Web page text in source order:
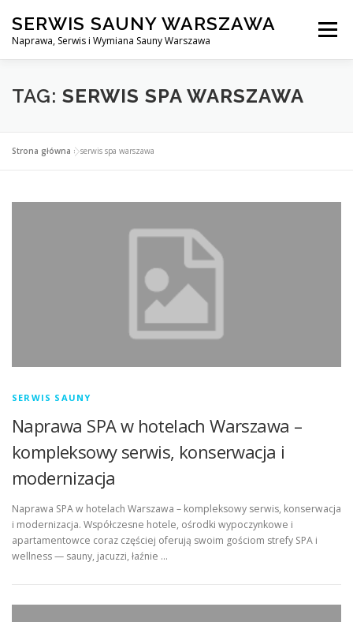
treści
SERWIS SAUNY WARSZAWA
Naprawa, Serwis i Wymiana Sauny Warszawa
Menu
SERWIS DO SAUNY WARSZAWA BLOG KONTAKT
TAG: SERWIS SPA WARSZAWA
Strona główna »serwis spa warszawa
SERWIS SAUNY
Naprawa SPA w hotelach Warszawa –
kompleksowy serwis, konserwacja i
modernizacja
Naprawa SPA w hotelach Warszawa – kompleksowy serwis, konserwacja
i modernizacja. Współczesne hotele, ośrodki wypoczynkowe i
apartamentowce coraz częściej oferują swoim gościom strefy SPA i
wellness — sauny, jacuzzi, łaźnie …